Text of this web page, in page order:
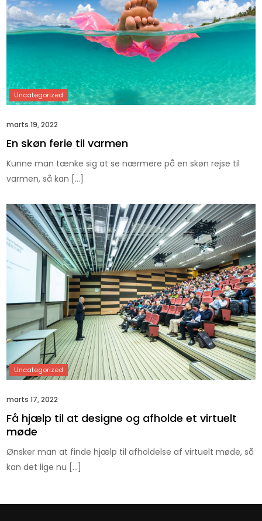
marts 19, 2022
En skøn ferie til varmen
Kunne man tænke sig at se nærmere på en skøn rejse til
varmen, så kan […]
marts 17, 2022
Få hjælp til at designe og afholde et virtuelt
møde
Ønsker man at finde hjælp til afholdelse af virtuelt møde, så
kan det lige nu […]